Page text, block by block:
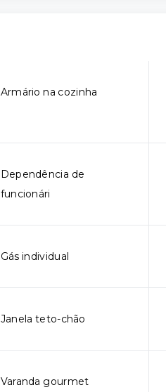
Armário na cozinha
Dependência de
funcionári
Gás individual
Janela teto-chão
Varanda gourmet